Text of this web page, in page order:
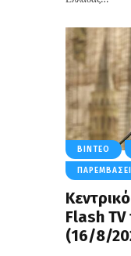
ΒΊΝΤΕΟ
Flash TV
(16/8/